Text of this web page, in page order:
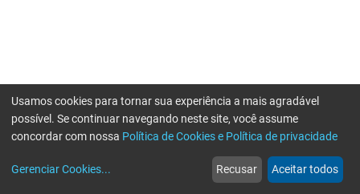
web
Notícias
more_horiz
Mais
Usamos cookies para tornar sua experiência a mais agradável
possível. Se continuar navegando neste site, você assume
concordar com nossa Política de Cookies e Política de privacidade
Gerenciar Cookies... Recusar Aceitar todos
Erro ao enviar informações, por favor tente novamente